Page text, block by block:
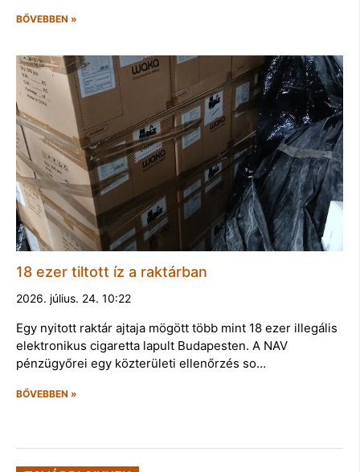
BŐVEBBEN »
18 ezer tiltott íz a raktárban
2026. július. 24. 10:22
Egy nyitott raktár ajtaja mögött több mint 18 ezer illegális
elektronikus cigaretta lapult Budapesten. A NAV
pénzügyőrei egy közterületi ellenőrzés so…
BŐVEBBEN »